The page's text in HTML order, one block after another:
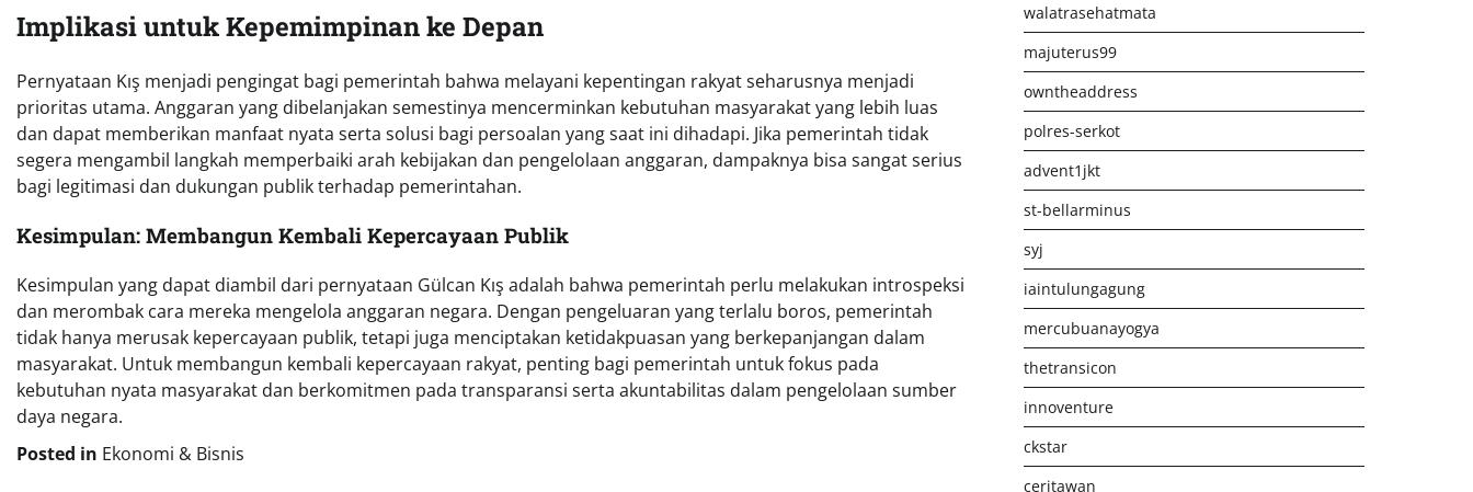
Implikasi untuk Kepemimpinan ke Depan
Pernyataan Kış menjadi pengingat bagi pemerintah bahwa melayani kepentingan rakyat seharusnya menjadi
prioritas utama. Anggaran yang dibelanjakan semestinya mencerminkan kebutuhan masyarakat yang lebih luas
dan dapat memberikan manfaat nyata serta solusi bagi persoalan yang saat ini dihadapi. Jika pemerintah tidak
segera mengambil langkah memperbaiki arah kebijakan dan pengelolaan anggaran, dampaknya bisa sangat serius
bagi legitimasi dan dukungan publik terhadap pemerintahan.
Kesimpulan: Membangun Kembali Kepercayaan Publik
Kesimpulan yang dapat diambil dari pernyataan Gülcan Kış adalah bahwa pemerintah perlu melakukan introspeksi
dan merombak cara mereka mengelola anggaran negara. Dengan pengeluaran yang terlalu boros, pemerintah
tidak hanya merusak kepercayaan publik, tetapi juga menciptakan ketidakpuasan yang berkepanjangan dalam
masyarakat. Untuk membangun kembali kepercayaan rakyat, penting bagi pemerintah untuk fokus pada
kebutuhan nyata masyarakat dan berkomitmen pada transparansi serta akuntabilitas dalam pengelolaan sumber
daya negara.
Posted in Ekonomi & Bisnis
walatrasehatmata
majuterus99
owntheaddress
polres-serkot
advent1jkt
st-bellarminus
syj
iaintulungagung
mercubuanayogya
thetransicon
innoventure
ckstar
ceritawan